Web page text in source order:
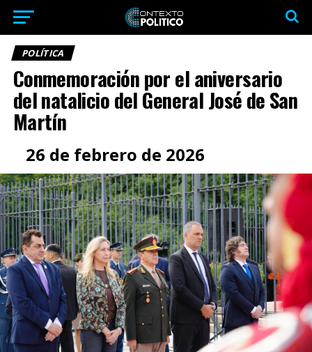
POLÍTICA
Conmemoración por el aniversario
del natalicio del General José de San
Martín
26 de febrero de 2026